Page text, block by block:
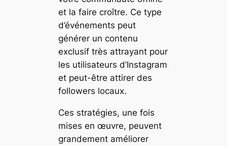
et la faire croître. Ce type
d’événements peut
générer un contenu
exclusif très attrayant pour
les utilisateurs d’Instagram
et peut-être attirer des
followers locaux.
Ces stratégies, une fois
mises en œuvre, peuvent
grandement améliorer